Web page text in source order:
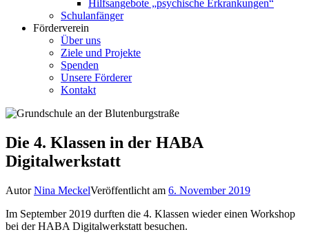
Hilfsangebote „psychische Erkrankungen“
Schulanfänger
Förderverein
Über uns
Ziele und Projekte
Spenden
Unsere Förderer
Kontakt
Die 4. Klassen in der HABA
Digitalwerkstatt
AutorNina MeckelVeröffentlicht am 6. November 2019
Im September 2019 durften die 4. Klassen wieder einen Workshop
bei der HABA Digitalwerkstatt besuchen.